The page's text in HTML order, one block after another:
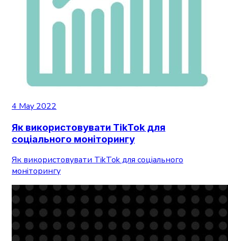
4 May 2022
Як використовувати TikTok для
соціального моніторингу
Як використовувати TikTok для соціального
моніторингу